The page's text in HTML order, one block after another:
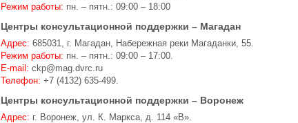
Режим работы: пн. – пятн.: 09:00 – 18:00
Центры консультационной поддержки – Магадан
Адрес: 685031, г. Магадан, Набережная реки Магаданки, 55.
Режим работы: пн. – пятн.: 09:00 – 17:00.
E-mail: ckp@mag.dvrc.ru
Телефон: +7 (4132) 635-499.
Центры консультационной поддержки – Воронеж
Адрес: г. Воронеж, ул. К. Маркса, д. 114 «B».